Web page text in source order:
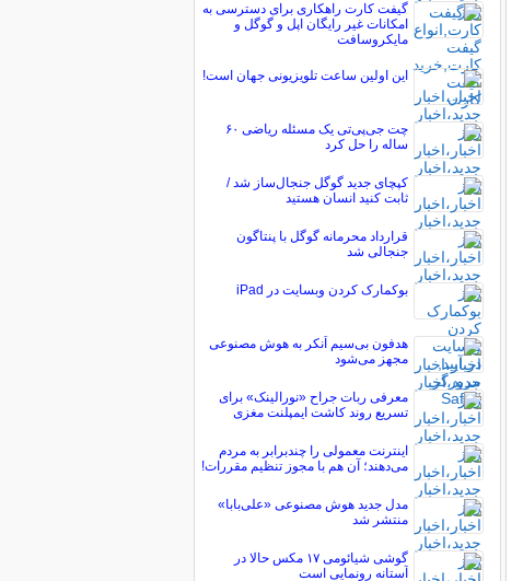
گیفت کارت راهکاری برای دسترسی به
امکانات غیر رایگان اپل و گوگل و
مایکروسافت
این اولین ساعت تلویزیونی جهان است!
چت ‌جی‌پی‌تی یک مسئله ریاضی ۶۰
ساله را حل کرد
کپچای جدید گوگل جنجال‌ساز شد /
ثابت کنید انسان هستید
قرارداد محرمانه گوگل با پنتاگون
جنجالی شد
بوکمارک کردن وبسایت در iPad
هدفون بی‌سیم اَنکر به هوش مصنوعی
مجهز می‌شود
معرفی ربات جراح «نورالینک» برای
تسریع روند کاشت ایمپلنت مغزی
اینترنت معمولی را چندبرابر به مردم
می‌دهند؛ آن هم با مجوز تنظیم مقررات!
مدل جدید هوش مصنوعی «علی‌بابا»
منتشر شد
گوشی شیائومی ۱۷ مکس حالا در
آستانه رونمایی است